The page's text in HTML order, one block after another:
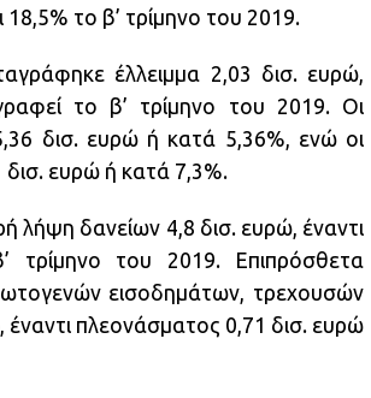
το β’ τρίμηνο του 2019.
έλλειμμα 2,03 δισ. ευρώ,
το β’ τρίμηνο του 2019. Οι
δισ. ευρώ ή κατά 5,36%, ενώ οι
ευρώ ή κατά 7,3%.
λήψη δανείων 4,8 δισ. ευρώ, έναντι
του 2019. Επιπρόσθετα
εισοδημάτων, τρεχουσών
πλεονάσματος 0,71 δισ. ευρώ